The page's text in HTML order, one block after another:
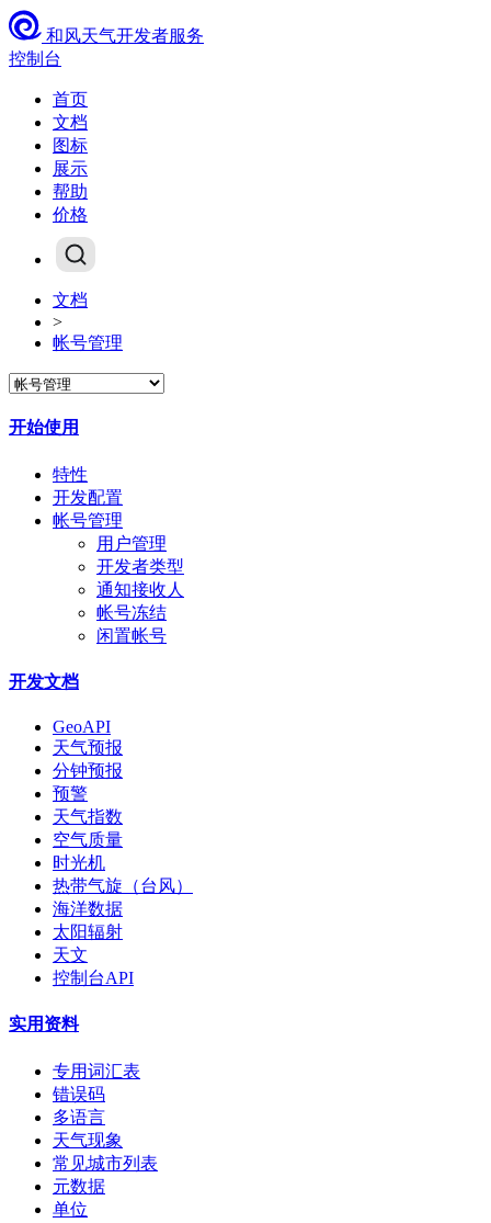
和风天气开发者服务
控制台
首页
文档
图标
展示
帮助
价格
文档
>
帐号管理
开始使用
特性
开发配置
帐号管理
用户管理
开发者类型
通知接收人
帐号冻结
闲置帐号
开发文档
GeoAPI
天气预报
分钟预报
预警
天气指数
空气质量
时光机
热带气旋（台风）
海洋数据
太阳辐射
天文
控制台API
实用资料
专用词汇表
错误码
多语言
天气现象
常见城市列表
元数据
单位